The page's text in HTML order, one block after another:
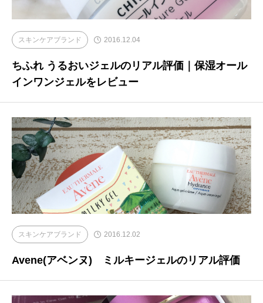
スキンケアブランド 2016.12.04
ちふれ うるおいジェルのリアル評価｜保湿オール
インワンジェルをレビュー
スキンケアブランド 2016.12.02
Avene(アベンヌ) ミルキージェルのリアル評価